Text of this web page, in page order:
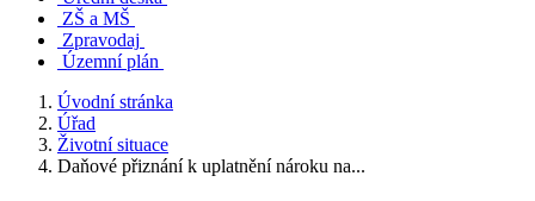
ZŠ a MŠ
Zpravodaj
Územní plán
Úvodní stránka
Úřad
Životní situace
Daňové přiznání k uplatnění nároku na...